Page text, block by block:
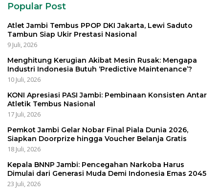
Popular Post
Atlet Jambi Tembus PPOP DKI Jakarta, Lewi Saduto
Tambun Siap Ukir Prestasi Nasional
9 Juli, 2026
Menghitung Kerugian Akibat Mesin Rusak: Mengapa
Industri Indonesia Butuh ‘Predictive Maintenance’?
10 Juli, 2026
KONI Apresiasi PASI Jambi: Pembinaan Konsisten Antar
Atletik Tembus Nasional
17 Juli, 2026
Pemkot Jambi Gelar Nobar Final Piala Dunia 2026,
Siapkan Doorprize hingga Voucher Belanja Gratis
18 Juli, 2026
Kepala BNNP Jambi: Pencegahan Narkoba Harus
Dimulai dari Generasi Muda Demi Indonesia Emas 2045
23 Juli, 2026